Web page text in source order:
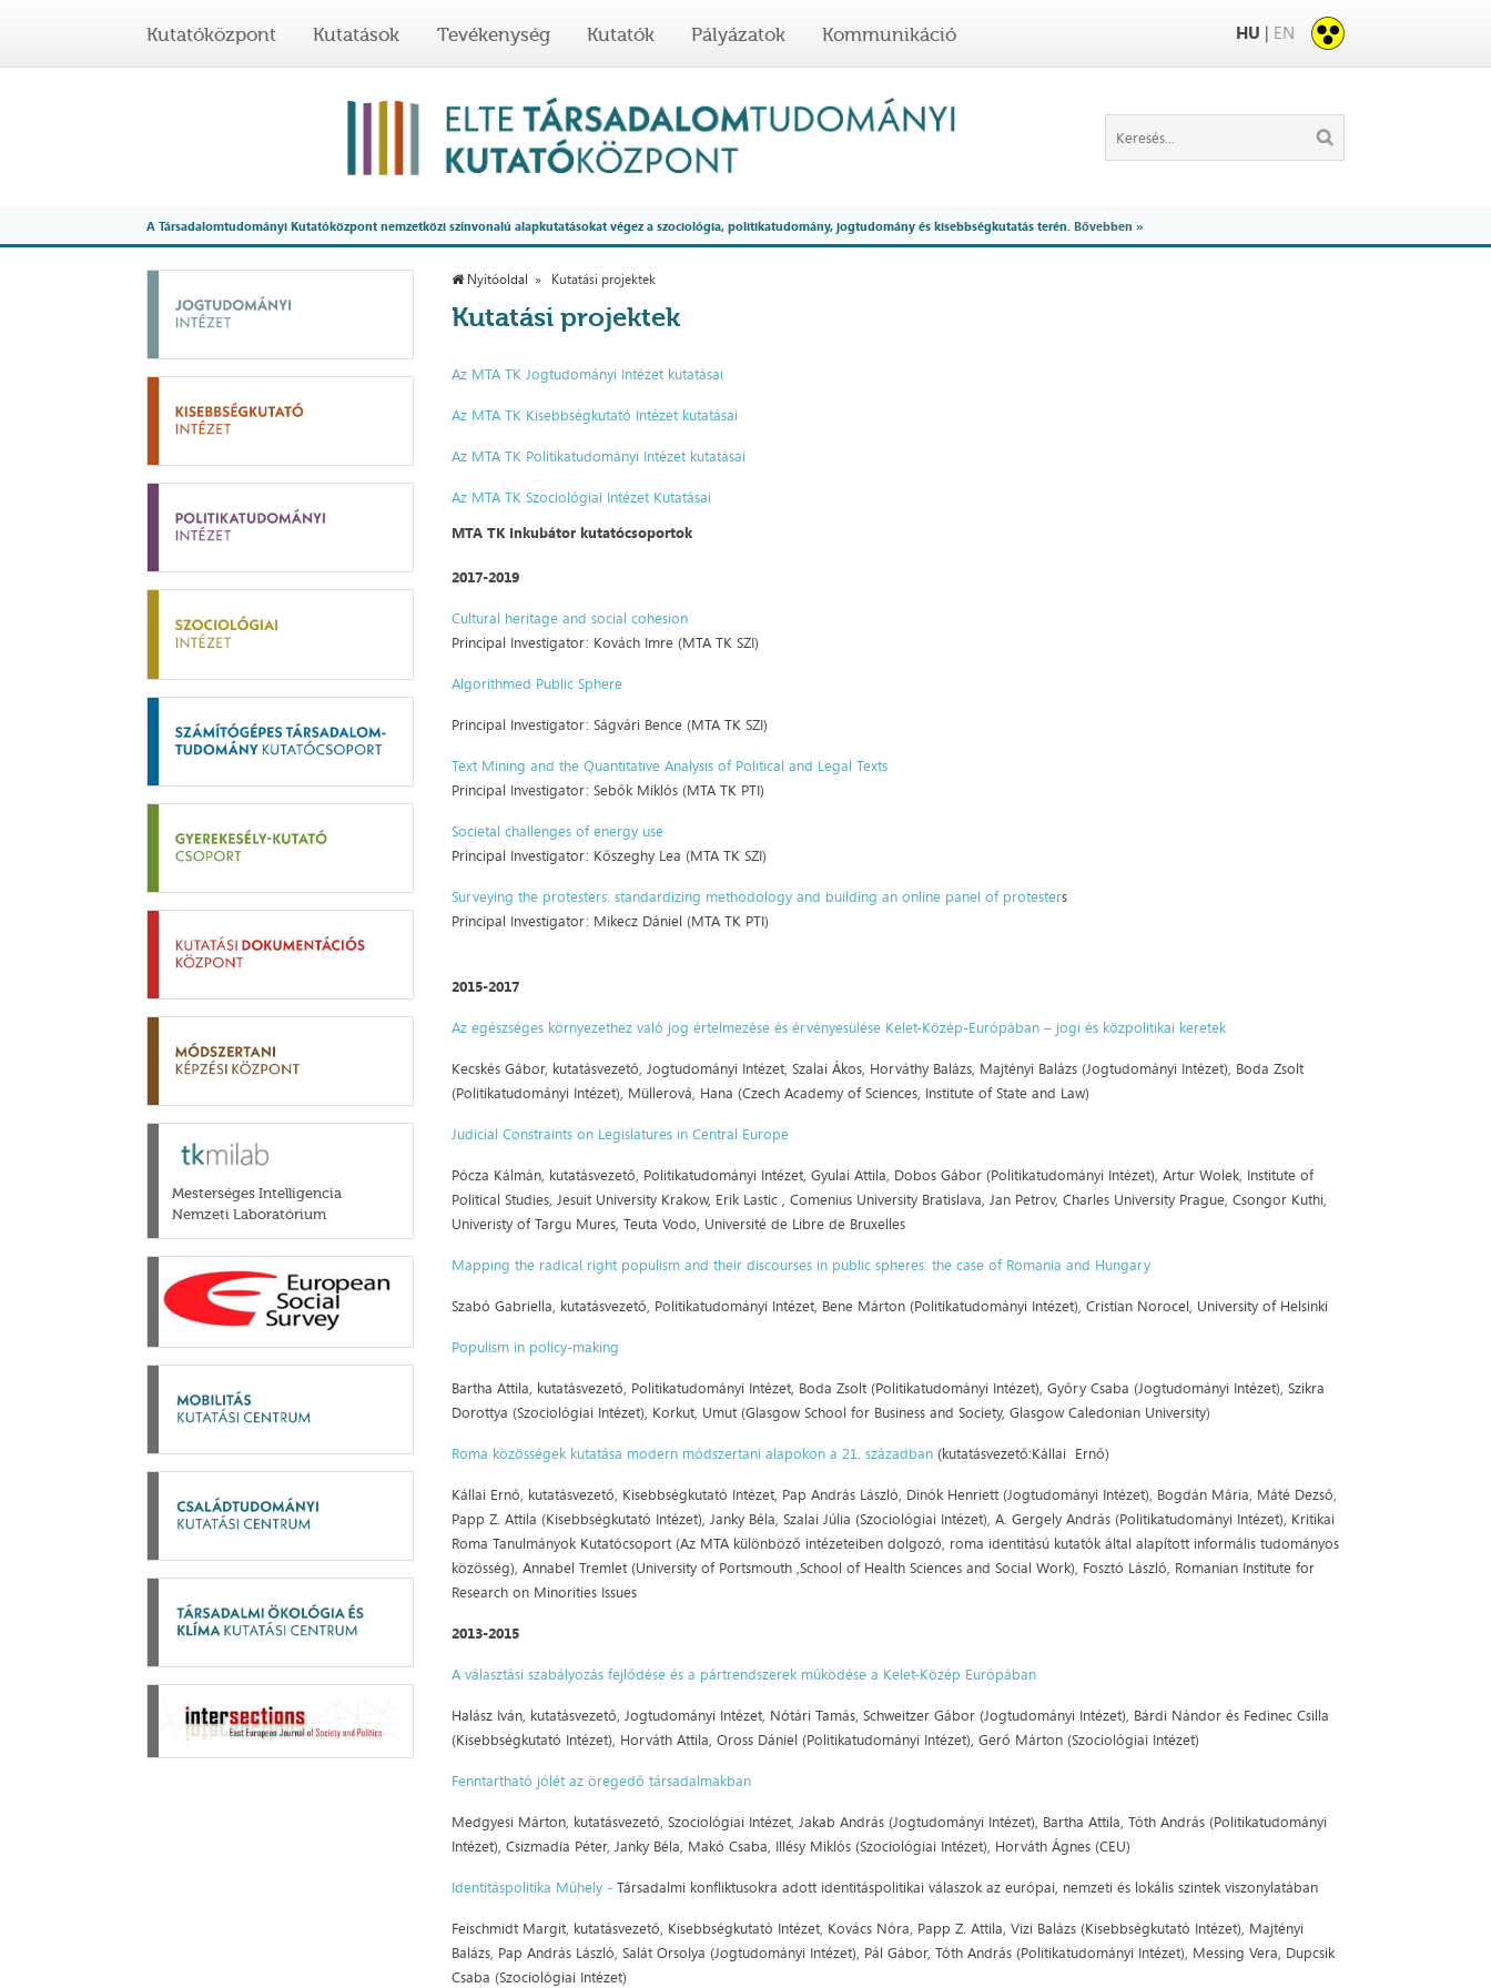
Kutatóközpont Kutatások Tevékenység Kutatók Pályázatok Kommunikáció HU | EN
A Társadalomtudományi Kutatóközpont nemzetközi színvonalú alapkutatásokat végez a szociológia, politikatudomány, jogtudomány és kisebbségkutatás terén. Bővebben »
Mesterséges Intelligencia
Nemzeti Laboratórium
Nyitóoldal Kutatási projektek
Kutatási projektek
Az MTA TK Jogtudományi Intézet kutatásai
Az MTA TK Kisebbségkutató Intézet kutatásai
Az MTA TK Politikatudományi Intézet kutatásai
Az MTA TK Szociológiai Intézet Kutatásai
MTA TK Inkubátor kutatócsoportok
2017-2019
Cultural heritage and social cohesion
Principal Investigator: Kovách Imre (MTA TK SZI)
Algorithmed Public Sphere
Principal Investigator: Ságvári Bence (MTA TK SZI)
Text Mining and the Quantitative Analysis of Political and Legal Texts
Principal Investigator: Sebők Miklós (MTA TK PTI)
Societal challenges of energy use
Principal Investigator: Kőszeghy Lea (MTA TK SZI)
Surveying the protesters: standardizing methodology and building an online panel of protesters
Principal Investigator: Mikecz Dániel (MTA TK PTI)
2015-2017
Az egészséges környezethez való jog értelmezése és érvényesülése Kelet-Közép-Európában – jogi és közpolitikai keretek
Kecskés Gábor, kutatásvezető, Jogtudományi Intézet, Szalai Ákos, Horváthy Balázs, Majtényi Balázs (Jogtudományi Intézet), Boda Zsolt
(Politikatudományi Intézet), Müllerová, Hana (Czech Academy of Sciences, Institute of State and Law)
Judicial Constraints on Legislatures in Central Europe
Pócza Kálmán, kutatásvezető, Politikatudományi Intézet, Gyulai Attila, Dobos Gábor (Politikatudományi Intézet), Artur Wolek, Institute of
Political Studies, Jesuit University Krakow, Erik Lastic , Comenius University Bratislava, Jan Petrov, Charles University Prague, Csongor Kuthi,
Univeristy of Targu Mures, Teuta Vodo, Université de Libre de Bruxelles
Mapping the radical right populism and their discourses in public spheres: the case of Romania and Hungary
Szabó Gabriella, kutatásvezető, Politikatudományi Intézet, Bene Márton (Politikatudományi Intézet), Cristian Norocel, University of Helsinki
Populism in policy-making
Bartha Attila, kutatásvezető, Politikatudományi Intézet, Boda Zsolt (Politikatudományi Intézet), Győry Csaba (Jogtudományi Intézet), Szikra
Dorottya (Szociológiai Intézet), Korkut, Umut (Glasgow School for Business and Society, Glasgow Caledonian University)
Roma közösségek kutatása modern módszertani alapokon a 21. században (kutatásvezető:Kállai Ernő)
Kállai Ernő, kutatásvezető, Kisebbségkutató Intézet, Pap András László, Dinók Henriett (Jogtudományi Intézet), Bogdán Mária, Máté Dezső,
Papp Z. Attila (Kisebbségkutató Intézet), Janky Béla, Szalai Júlia (Szociológiai Intézet), A. Gergely András (Politikatudományi Intézet), Kritikai
Roma Tanulmányok Kutatócsoport (Az MTA különböző intézeteiben dolgozó, roma identitású kutatók által alapított informális tudományos
közösség), Annabel Tremlet (University of Portsmouth ,School of Health Sciences and Social Work), Fosztó László, Romanian Institute for
Research on Minorities Issues
2013-2015
A választási szabályozás fejlődése és a pártrendszerek működése a Kelet-Közép Európában
Halász Iván, kutatásvezető, Jogtudományi Intézet, Nótári Tamás, Schweitzer Gábor (Jogtudományi Intézet), Bárdi Nándor és Fedinec Csilla
(Kisebbségkutató Intézet), Horváth Attila, Oross Dániel (Politikatudományi Intézet), Gerő Márton (Szociológiai Intézet)
Fenntartható jólét az öregedő társadalmakban
Medgyesi Márton, kutatásvezető, Szociológiai Intézet, Jakab András (Jogtudományi Intézet), Bartha Attila, Tóth András (Politikatudományi
Intézet), Csizmadia Péter, Janky Béla, Makó Csaba, Illésy Miklós (Szociológiai Intézet), Horváth Ágnes (CEU)
Identitáspolitika Műhely -Társadalmi konfliktusokra adott identitáspolitikai válaszok az európai, nemzeti és lokális szintek viszonylatában
Feischmidt Margit, kutatásvezető, Kisebbségkutató Intézet, Kovács Nóra, Papp Z. Attila, Vizi Balázs (Kisebbségkutató Intézet), Majtényi
Balázs, Pap András László, Salát Orsolya (Jogtudományi Intézet), Pál Gábor, Tóth András (Politikatudományi Intézet), Messing Vera, Dupcsik
Csaba (Szociológiai Intézet)